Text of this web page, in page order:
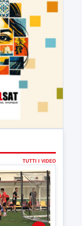
scelte di
di Coppa